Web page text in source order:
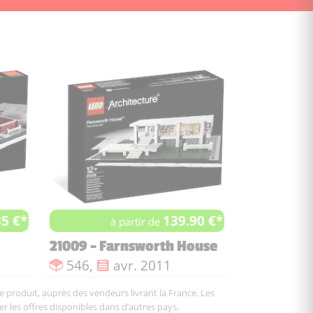
€*
:
à partir de 139.90 €*
21009 - Farnsworth House
Nombre de pièces :
546, Date de sortie :
avr. 2011
auprès des vendeurs livrant la France. Les
offres disponibles dans d’autres pays.